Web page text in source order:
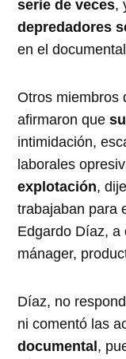
serie de veces,
depredadores
en el
Otros miembros
afirmaron que
intimidación,
laborales
explotación,
trabajaban para
Edgardo Díaz, a
mánager,
Díaz, no
ni comentó las
documental,